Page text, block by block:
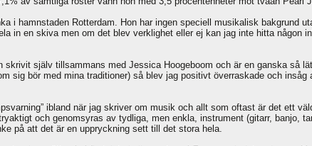
i hamnstaden Rotterdam. Hon har ingen speciell musikalisk bakgrund
in en skiva men om det blev verklighet eller ej kan jag inte hitta någon
skrivit själv tillsammans med Jessica Hoogeboom och är en ganska så
sig bör med mina traditioner) så blev jag positivt överraskade och
ibland när jag skriver om musik och allt som oftast är det ett
och genomsyras av tydliga, men enkla, instrument (gitarr, banjo,
på att det är en uppryckning sett till det stora hela.